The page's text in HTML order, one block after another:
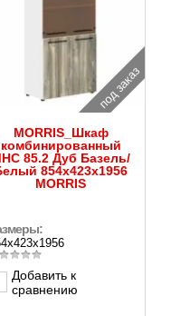
под заказ
MORRIS_Шкаф
комбинированный
85.2 Дуб Базель/
854х423х1956
MORRIS
Добавить к
сравнению